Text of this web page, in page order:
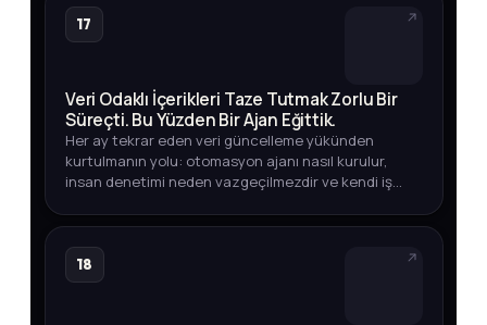
17
Veri Odaklı İçerikleri Taze Tutmak Zorlu Bir
Süreçti. Bu Yüzden Bir Ajan Eğittik.
Her ay tekrar eden veri güncelleme yükünden
kurtulmanın yolu: otomasyon ajanı nasıl kurulur,
insan denetimi neden vazgeçilmezdir ve kendi iş
18